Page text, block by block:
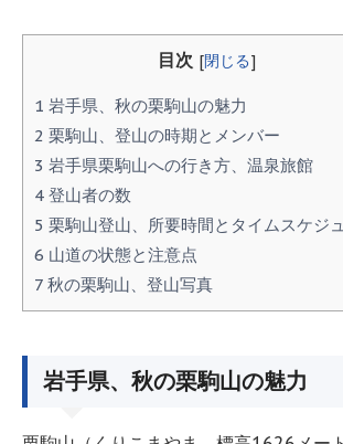
目次 [閉じる]
1 岩手県、秋の栗駒山の魅力
2 栗駒山、登山の時期とメンバー
3 岩手県栗駒山への行き方、温泉旅館
4 登山者の数
5 栗駒山登山、所要時間とタイムスケジ
6 山道の状態と注意点
7 秋の栗駒山、登山写真
岩手県、秋の栗駒山の魅力